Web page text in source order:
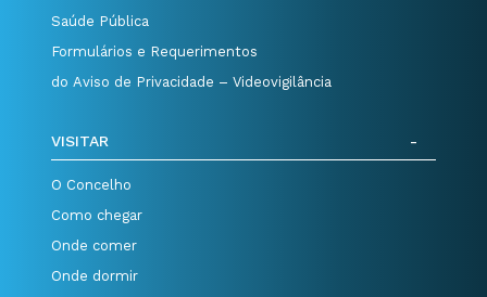
Saúde Pública
Formulários e Requerimentos
do Aviso de Privacidade – Videovigilância
VISITAR
O Concelho
Como chegar
Onde comer
Onde dormir